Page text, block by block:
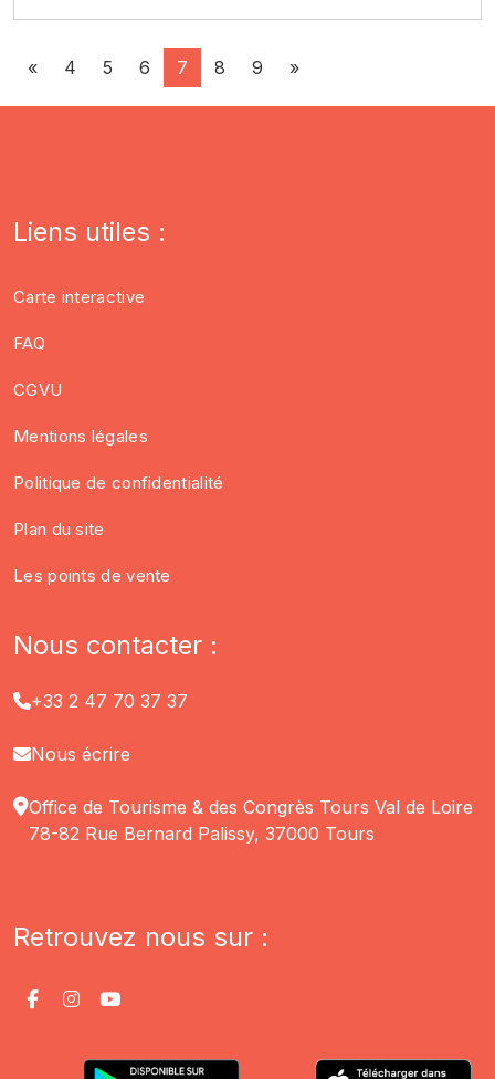
« 4 5 6 7 8 9 »
Liens utiles :
Carte interactive
FAQ
CGVU
Mentions légales
Politique de confidentialité
Plan du site
Les points de vente
Nous contacter :
+33 2 47 70 37 37
Nous écrire
Office de Tourisme & des Congrès Tours Val de Loire
78-82 Rue Bernard Palissy, 37000 Tours
Retrouvez nous sur :